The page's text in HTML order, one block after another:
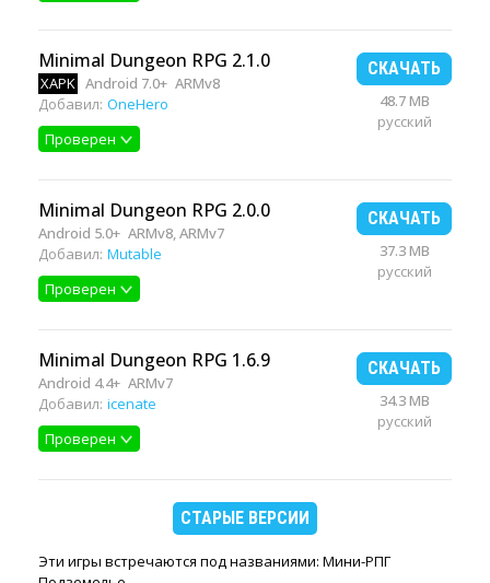
Minimal Dungeon RPG 2.1.0
XAPK Android 7.0+ ARMv8
Добавил: OneHero
Проверен
СКАЧАТЬ
48.7 MB
русский
Minimal Dungeon RPG 2.0.0
Android 5.0+ ARMv8, ARMv7
Добавил: Mutable
Проверен
СКАЧАТЬ
37.3 MB
русский
Minimal Dungeon RPG 1.6.9
Android 4.4+ ARMv7
Добавил: icenate
Проверен
СКАЧАТЬ
34.3 MB
русский
СТАРЫЕ ВЕРСИИ
Эти игры встречаются под названиями: Мини-РПГ